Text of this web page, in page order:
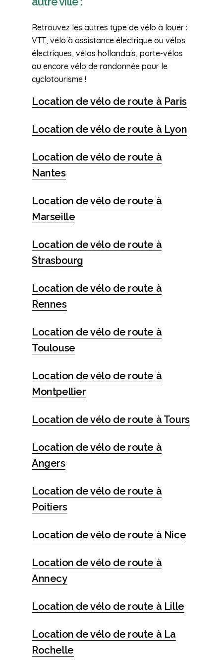
Retrouvez les autres type de vélo à louer :
VTT, vélo à assistance électrique ou vélos
électriques, vélos hollandais, porte-vélos
ou encore vélo de randonnée pour le
cyclotourisme !
Location de vélo de route à Paris
Location de vélo de route à Lyon
Location de vélo de route à
Nantes
Location de vélo de route à
Marseille
Location de vélo de route à
Strasbourg
Location de vélo de route à
Rennes
Location de vélo de route à
Toulouse
Location de vélo de route à
Montpellier
Location de vélo de route à Tours
Location de vélo de route à
Angers
Location de vélo de route à
Poitiers
Location de vélo de route à Nice
Location de vélo de route à
Annecy
Location de vélo de route à Lille
Location de vélo de route à La
Rochelle